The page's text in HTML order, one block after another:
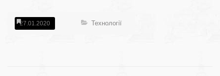
27.01.2020 Технології